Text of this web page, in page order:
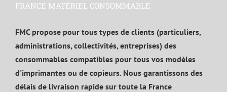
FRANCE MATÉRIEL CONSOMMABLE
FMC propose pour tous types de clients (particuliers,
administrations, collectivités, entreprises) des
consommables compatibles pour tous vos modèles
d'imprimantes ou de copieurs. Nous garantissons des
délais de livraison rapide sur toute la France